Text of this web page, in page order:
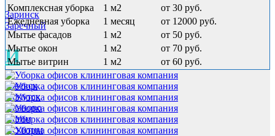
Заринск
Заречный
И
Ижевск
Иркутск
Иваново
Ишим
Искитим
Комплексная уборка
1 м2
от 30 руб.
Ежедневная уборка
1 месяц
от 12000 руб.
Мытье фасадов
1 м2
от 50 руб.
Мытье окон
1 м2
от 70 руб.
Мытье витрин
1 м2 от 60 руб.